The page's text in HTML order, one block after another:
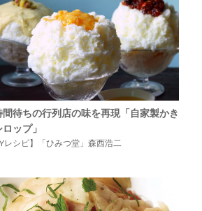
間待ちの行列店の味を再現「自家製かき
ップ」
レシピ】「ひみつ堂」森西浩二